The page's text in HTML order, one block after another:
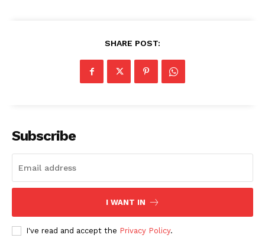
SHARE POST:
Subscribe
I WANT IN
I've read and accept the Privacy Policy.